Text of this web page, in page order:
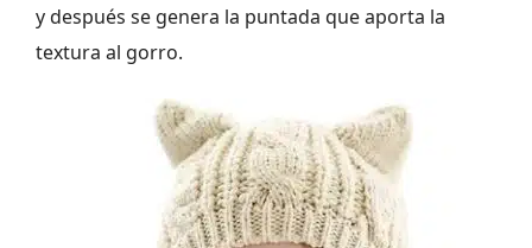
y después se genera la puntada que aporta la
textura al gorro.